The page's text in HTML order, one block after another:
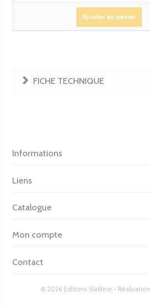
Ajouter au panier
FICHE TECHNIQUE
Informations
© 2026 Editions Slatkine - Réalisation
Liens
Catalogue
Mon compte
Contact